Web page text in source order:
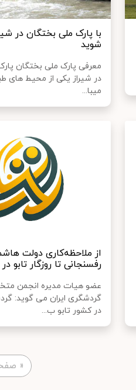
با پارک ملی بختگان در
شوید
معرفی پارک ملی بختگان
در شیراز یکی از محیط های
میبا...
از ملاحظه‌کاری دولت
رفسنجانی تا روزگار تابو
عضو هیات مدیره انجمن
گردشگری ایران می گوید:
در کشور تابو ب...
«